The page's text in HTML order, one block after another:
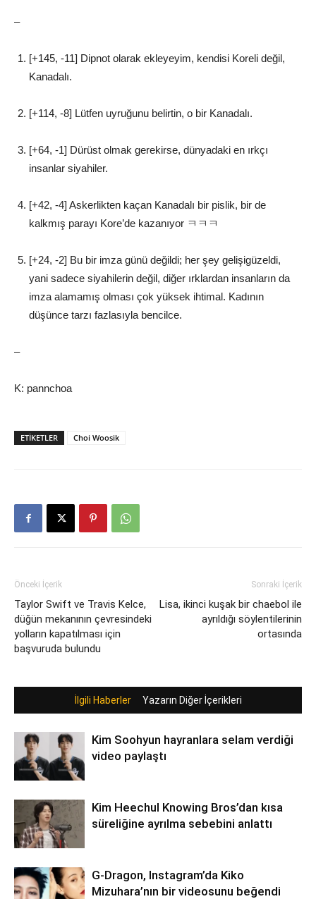
–
[+145, -11] Dipnot olarak ekleyeyim, kendisi Koreli değil,
Kanadalı.
[+114, -8] Lütfen uyruğunu belirtin, o bir Kanadalı.
[+64, -1] Dürüst olmak gerekirse, dünyadaki en ırkçı
insanlar siyahiler.
[+42, -4] Askerlikten kaçan Kanadalı bir pislik, bir de
kalkmış parayı Kore’de kazanıyor ㅋㅋㅋ
[+24, -2] Bu bir imza günü değildi; her şey gelişigüzeldi,
yani sadece siyahilerin değil, diğer ırklardan insanların da
imza alamamış olması çok yüksek ihtimal. Kadının
düşünce tarzı fazlasıyla bencilce.
–
K: pannchoa
ETIKETLER Choi Woosik
Önceki İçerik
Taylor Swift ve Travis Kelce,
düğün mekanının çevresindeki
yolların kapatılması için
başvuruda bulundu
Sonraki İçerik
Lisa, ikinci kuşak bir chaebol ile
ayrıldığı söylentilerinin
ortasında
İlgili Haberler Yazarın Diğer İçerikleri
Kim Soohyun hayranlara selam verdiği
video paylaştı
Kim Heechul Knowing Bros’dan kısa
süreliğine ayrılma sebebini anlattı
G-Dragon, Instagram’da Kiko
Mizuhara’nın bir videosunu beğendi